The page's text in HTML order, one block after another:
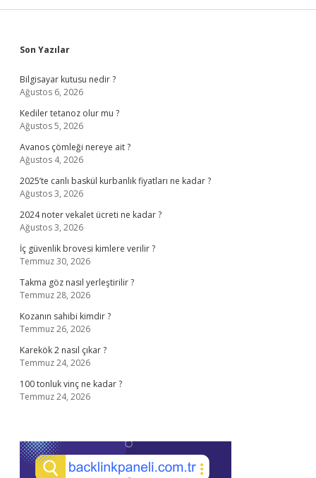
Sidebar
Son Yazılar
Bilgisayar kutusu nedir ?
Ağustos 6, 2026
Kediler tetanoz olur mu ?
Ağustos 5, 2026
Avanos çömleği nereye ait ?
Ağustos 4, 2026
2025’te canlı baskül kurbanlık fiyatları ne kadar ?
Ağustos 3, 2026
2024 noter vekalet ücreti ne kadar ?
Ağustos 3, 2026
İç güvenlik brovesi kimlere verilir ?
Temmuz 30, 2026
Takma göz nasıl yerleştirilir ?
Temmuz 28, 2026
Kozanın sahibi kimdir ?
Temmuz 26, 2026
Karekök 2 nasıl çıkar ?
Temmuz 24, 2026
100 tonluk vinç ne kadar ?
Temmuz 24, 2026